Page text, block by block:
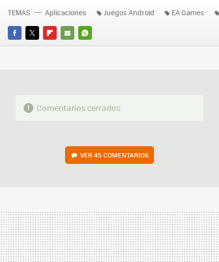
FACEBOOK
TWITTERFLIPBOARD
E-
WHATSAPP
TEMAS Aplicaciones Juegos Android EA Games
Comentarios cerrados
VER45 COMENTARIOS